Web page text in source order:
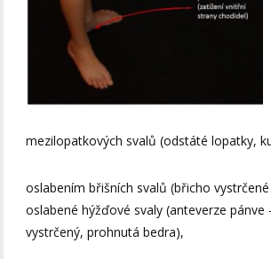
mezilopatkových svalů (odstáté lopatky,
oslabením břišních svalů (břicho
oslabené hýžďové svaly (anteverze pánve
vystrčený, prohnutá bedra),